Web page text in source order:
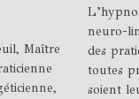
Maître
neuro-
des
toutes
soient